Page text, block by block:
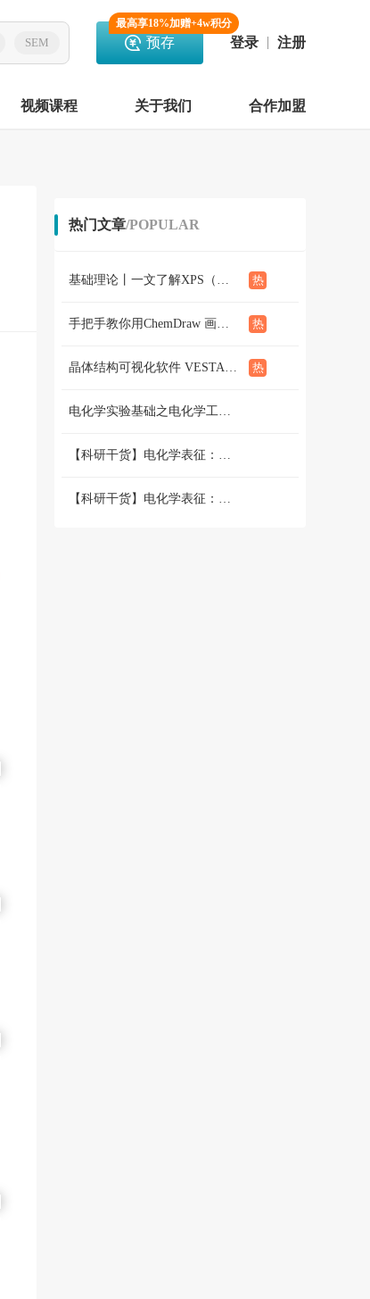
SEM
最高享18%加赠+4w积分
预存 登录 注册
视频课程 关于我们 合作加盟
热门文章/POPULAR
基础理论丨一文了解XPS（概念、定性定量分析、分析方法、谱线结构）
手把手教你用ChemDraw 画化学结构式：基础篇
晶体结构可视化软件 VESTA使用教程（下篇）
电化学实验基础之电化学工作站篇 （二）三电极和两电极体系的搭建 和测试
【科研干货】电化学表征：循环伏安法详解（上）
【科研干货】电化学表征：循环伏安法详解（下）